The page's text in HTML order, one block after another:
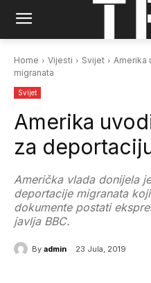
Home Vijesti Svijet
Amerika
migranata
Svijet
Amerika
za
Američka vlada donijela
deportacije migranata
dokumente postati
javlja BBC.
By admin 23 Jula, 2019